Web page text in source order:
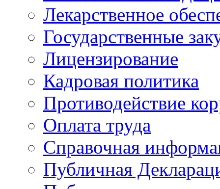
Лекарственное
Государственные
Лицензирование
Кадровая политика
Противодействие
Оплата труда
Справочная
Публичная